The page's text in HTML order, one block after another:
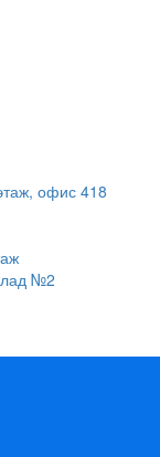
офис 418
№2